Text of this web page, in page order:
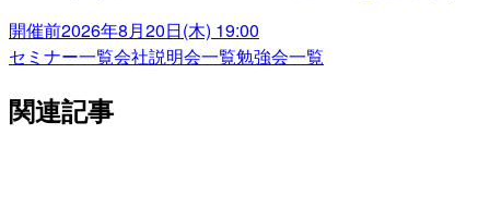
開催前2026年8月20日(木) 19:00
セミナー一覧会社説明会一覧勉強会一覧
関連記事